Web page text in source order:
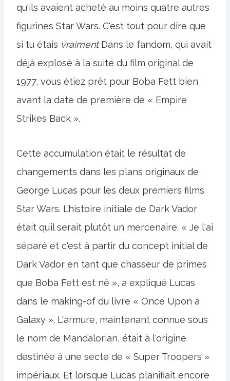
qu'ils avaient acheté au moins quatre autres
figurines Star Wars. C'est tout pour dire que
si tu étais vraimentDans le fandom, qui avait
déjà explosé à la suite du film original de
1977, vous étiez prêt pour Boba Fett bien
avant la date de première de « Empire
Strikes Back ».
Cette accumulation était le résultat de
changements dans les plans originaux de
George Lucas pour les deux premiers films
Star Wars. L’histoire initiale de Dark Vador
était qu’il serait plutôt un mercenaire. « Je l'ai
séparé et c'est à partir du concept initial de
Dark Vador en tant que chasseur de primes
que Boba Fett est né », a expliqué Lucas
dans le making-of du livre « Once Upon a
Galaxy ». L'armure, maintenant connue sous
le nom de Mandalorian, était à l'origine
destinée à une secte de « Super Troopers »
impériaux. Et lorsque Lucas planifiait encore